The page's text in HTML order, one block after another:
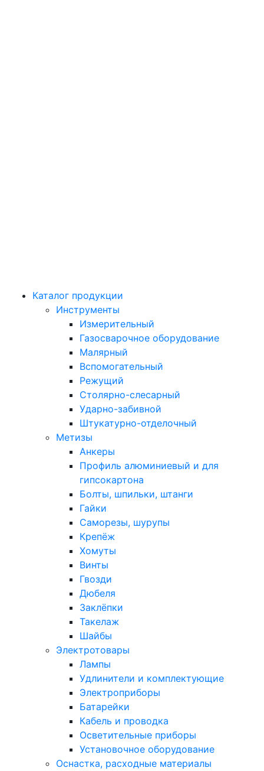
Каталог продукции
Инструменты
Измерительный
Газосварочное оборудование
Малярный
Вспомогательный
Режущий
Столярно-слесарный
Ударно-забивной
Штукатурно-отделочный
Метизы
Анкеры
Профиль алюминиевый и для
гипсокартона
Болты, шпильки, штанги
Гайки
Саморезы, шурупы
Крепёж
Хомуты
Винты
Гвозди
Дюбеля
Заклёпки
Такелаж
Шайбы
Электротовары
Лампы
Удлинители и комплектующие
Электроприборы
Батарейки
Кабель и проводка
Осветительные приборы
Установочное оборудование
Оснастка, расходные материалы